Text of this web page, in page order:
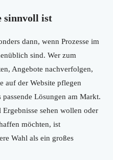
sinnvoll ist
dann, wenn Prozesse im
sind. Wer zum
Angebote nachverfolgen,
auf der Website pflegen
Lösungen am Markt.
sehen wollen oder
möchten, ist
Wahl als ein großes